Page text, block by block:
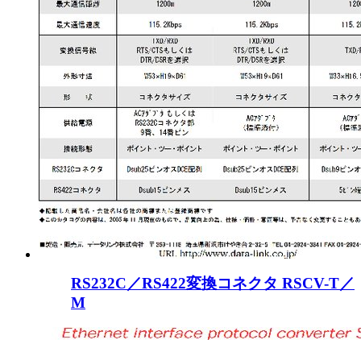
RS232C／RS422変換コネクタ RSCV-T／
M